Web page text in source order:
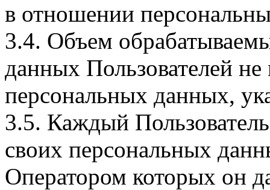
в отношении
3.4. Объем
данных Пользователей
персональных данных,
3.5. Каждый
своих персональных
Оператором которых он